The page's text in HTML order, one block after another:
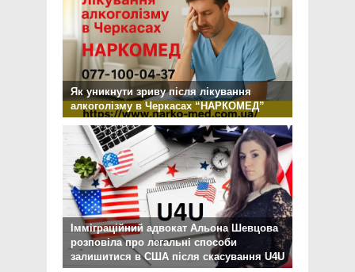
Як уникнути зриву після лікування
алкоголізму в Черкасах “НАРКОМЕД”
Імміграційний адвокат Альона Шевцова
розповіла про легальні способи
залишитися в США після скасування U4U